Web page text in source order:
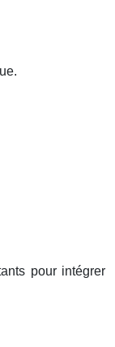
pour intégrer